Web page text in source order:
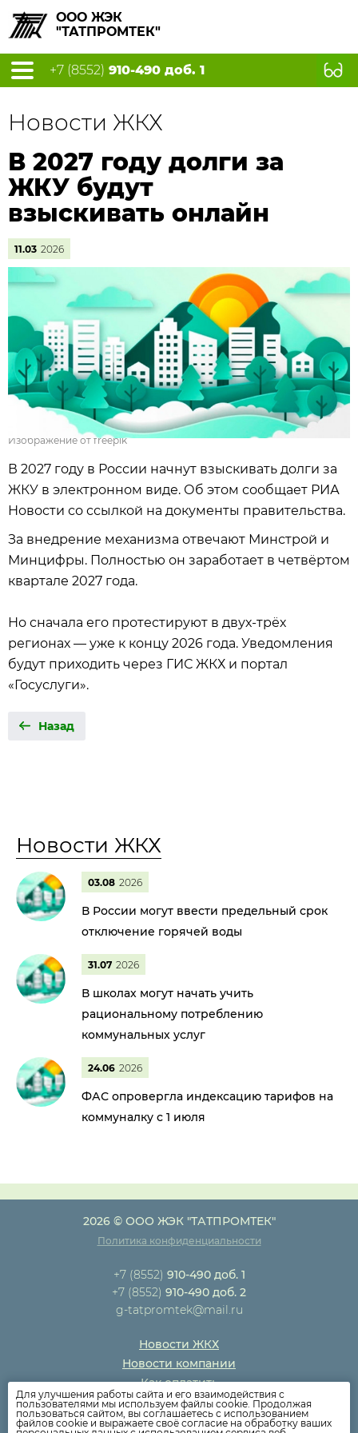
ООО ЖЭК
"ТАТПРОМТЕК"
+7 (8552) 910-490 доб. 1
Новости ЖКХ
В 2027 году долги за
ЖКУ будут
взыскивать онлайн
11.03 2026
Изображение от freepik
В 2027 году в России начнут взыскивать долги за
ЖКУ в электронном виде. Об этом сообщает РИА
Новости со ссылкой на документы правительства.
За внедрение механизма отвечают Минстрой и
Минцифры. Полностью он заработает в четвёртом
квартале 2027 года.
Но сначала его протестируют в двух‑трёх
регионах — уже к концу 2026 года. Уведомления
будут приходить через ГИС ЖКХ и портал
«Госуслуги».
Назад
Новости ЖКХ
03.08 2026
В России могут ввести предельный срок
отключение горячей воды
31.07 2026
В школах могут начать учить
рациональному потреблению
коммунальных услуг
24.06 2026
ФАС опровергла индексацию тарифов на
коммуналку с 1 июля
2026 © ООО ЖЭК "ТАТПРОМТЕК"
Политика конфиденциальности
+7 (8552) 910-490 доб. 1
+7 (8552) 910-490 доб. 2
g-tatpromtek@mail.ru
Новости ЖКХ
Новости компании
Как оплатить
Дома
Раскрытие информации
Для улучшения работы сайта и его взаимодействия с
пользователями мы используем файлы cookie. Продолжая
пользоваться сайтом, вы соглашаетесь с использованием
файлов cookie и выражаете своё согласие на обработку ваших